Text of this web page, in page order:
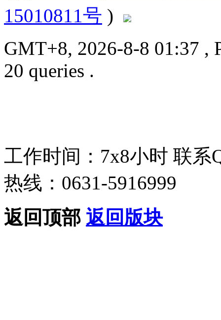
15010811号 )
GMT+8, 2026-8-8 01:37 ,
20 queries .
工作时间：7x8小时 联系
热线：0631-5916999
返回顶部 返回版块